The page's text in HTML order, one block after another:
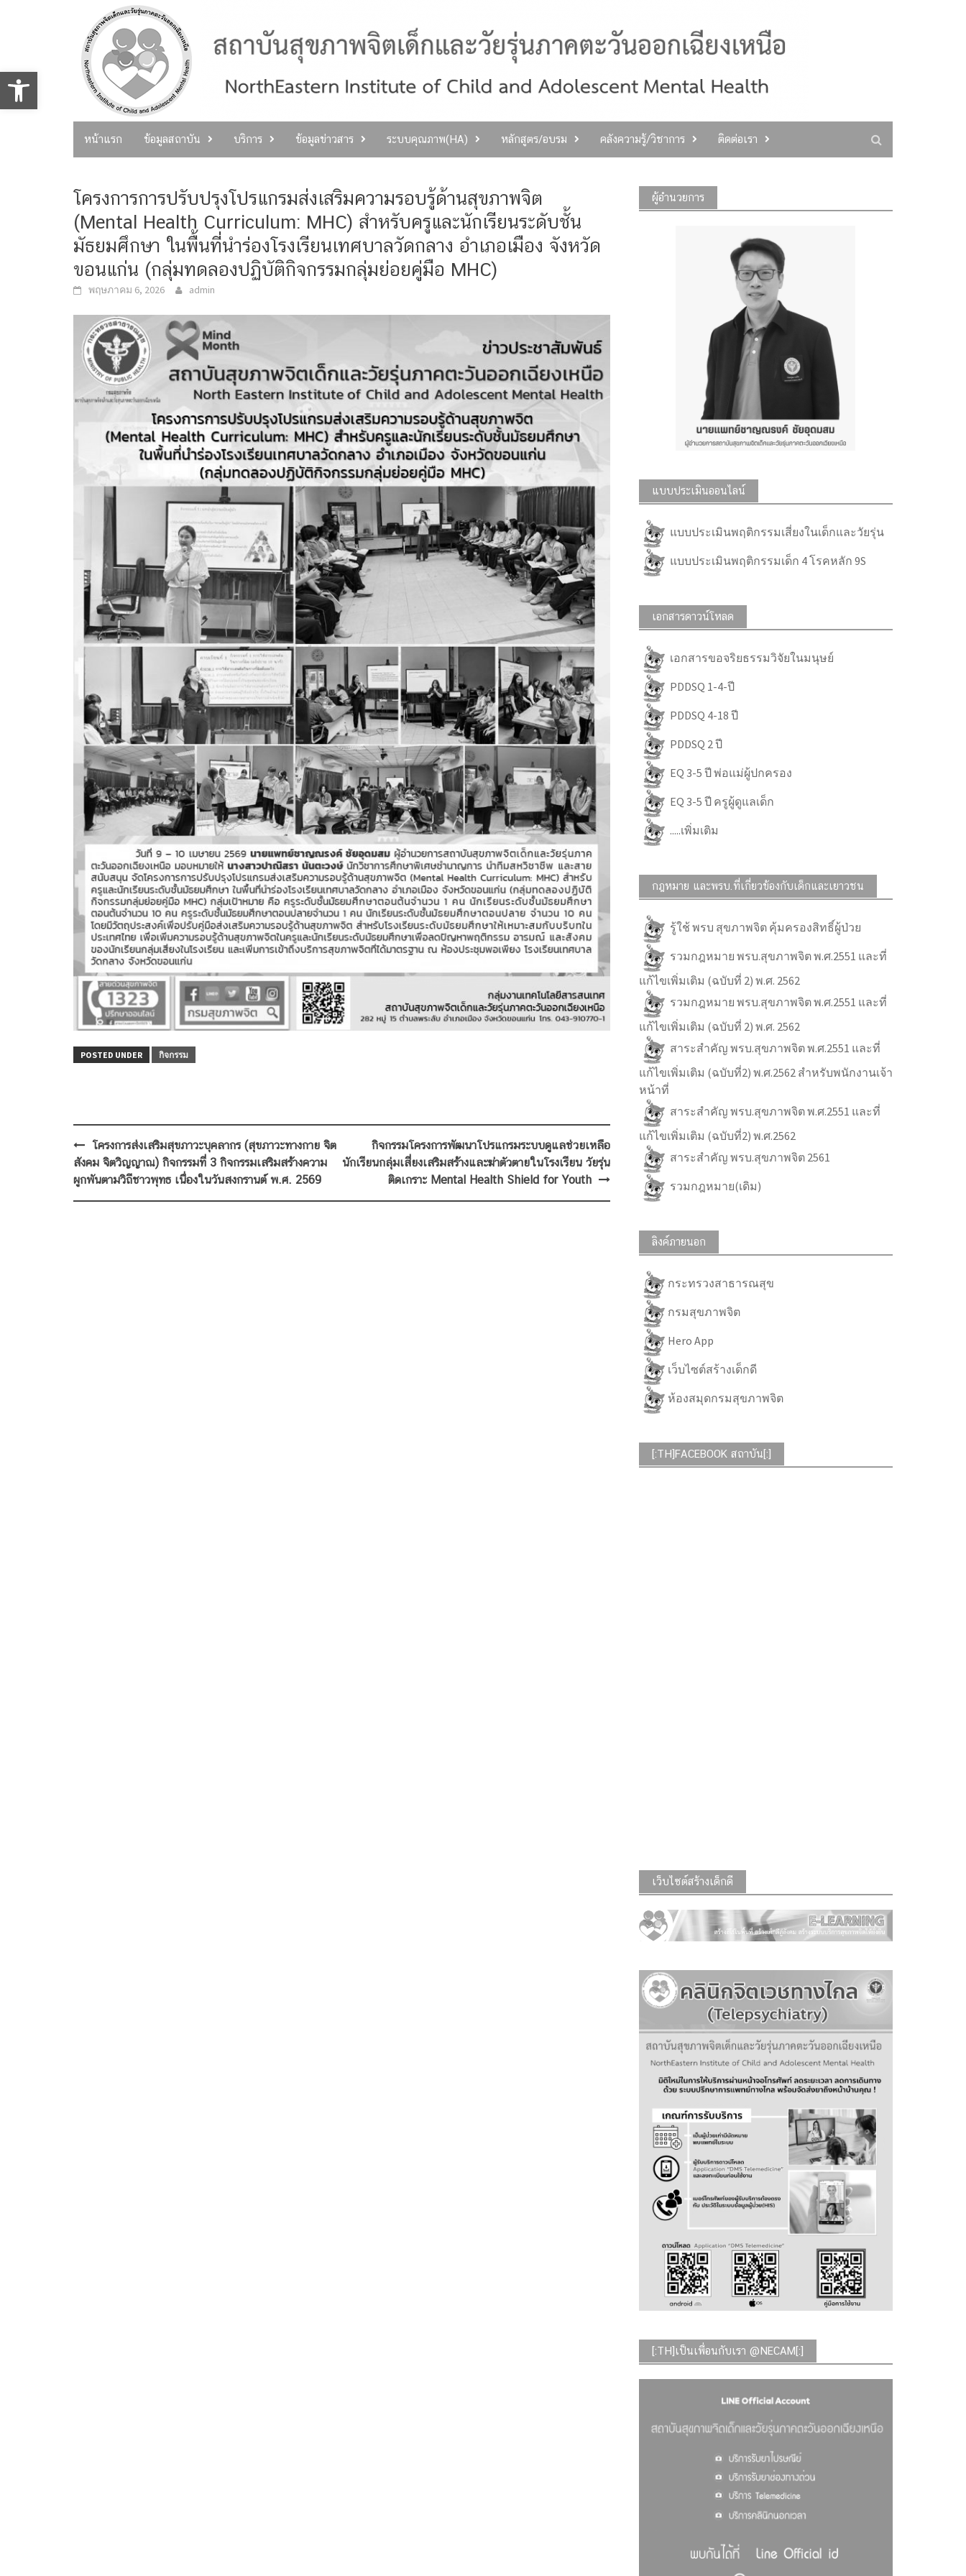
Open toolbar
หน้าแรก ข้อมูลสถาบัน บริการ ข้อมูลข่าวสาร ระบบคุณภาพ(HA) หลักสูตร/อบรม คลังความรู้/วิชาการ ติดต่อเรา
โครงการการปรับปรุงโปรแกรมส่งเสริมความรอบรู้ด้านสุขภาพจิต
(Mental Health Curriculum: MHC) สำหรับครูและนักเรียนระดับชั้น
มัธยมศึกษา ในพื้นที่นำร่องโรงเรียนเทศบาลวัดกลาง อำเภอเมือง จังหวัด
ขอนแก่น (กลุ่มทดลองปฏิบัติกิจกรรมกลุ่มย่อยคู่มือ MHC)
พฤษภาคม 6, 2026 admin
POSTED UNDER กิจกรรม
Post
navigation
โครงการส่งเสริมสุขภาวะบุคลากร (สุขภาวะทางกาย จิต
สังคม จิตวิญญาณ) กิจกรรมที่ 3 กิจกรรมเสริมสร้างความ
ผูกพันตามวิถีชาวพุทธ เนื่องในวันสงกรานต์ พ.ศ. 2569
กิจกรรมโครงการพัฒนาโปรแกรมระบบดูแลช่วยเหลือ
นักเรียนกลุ่มเสี่ยงเสริมสร้างและฆ่าตัวตายในโรงเรียน วัยรุ่น
ติดเกราะ Mental Health Shield for Youth
ผู้อำนวยการ
แบบประเมินออนไลน์
แบบประเมินพฤติกรรมเสี่ยงในเด็กและวัยรุ่น
แบบประเมินพฤติกรรมเด็ก 4 โรคหลัก 9S
เอกสารดาวน์โหลด
เอกสารขอจริยธรรมวิจัยในมนุษย์
PDDSQ 1-4-ปี
PDDSQ 4-18 ปี
PDDSQ 2 ปี
EQ 3-5 ปี พ่อแม่ผู้ปกครอง
EQ 3-5 ปี ครูผู้ดูแลเด็ก
.....เพิ่มเติม
กฎหมาย และพรบ.ที่เกี่ยวข้องกับเด็กและเยาวชน
รู้ใช้ พรบ สุขภาพจิต คุ้มครองสิทธิ์ผู้ป่วย
รวมกฎหมาย พรบ.สุขภาพจิต พ.ศ.2551 และที่
แก้ไขเพิ่มเติม (ฉบับที่ 2) พ.ศ. 2562
รวมกฎหมาย พรบ.สุขภาพจิต พ.ศ.2551 และที่
แก้ไขเพิ่มเติม (ฉบับที่ 2) พ.ศ. 2562
สาระสำคัญ พรบ.สุขภาพจิต พ.ศ.2551 และที่
แก้ไขเพิ่มเติม (ฉบับที่2) พ.ศ.2562 สำหรับพนักงานเจ้า
หน้าที่
สาระสำคัญ พรบ.สุขภาพจิต พ.ศ.2551 และที่
แก้ไขเพิ่มเติม (ฉบับที่2) พ.ศ.2562
สาระสำคัญ พรบ.สุขภาพจิต 2561
รวมกฎหมาย(เดิม)
ลิงค์ภายนอก
กระทรวงสาธารณสุข
กรมสุขภาพจิต
Hero App
เว็บไซต์สร้างเด็กดี
ห้องสมุดกรมสุขภาพจิต
[:TH]FACEBOOK สถาบัน[:]
เว็บไซต์สร้างเด็กดี
[:TH]เป็นเพื่อนกับเรา @NECAM[:]